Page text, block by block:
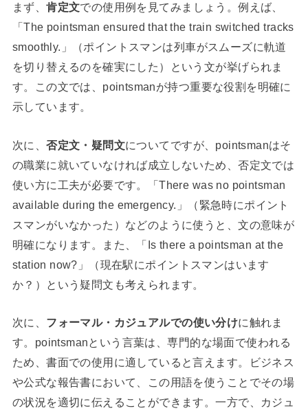
まず、肯定文での使用例を見てみましょう。例えば、
「The pointsman ensured that the train switched tracks
smoothly.」（ポイントスマンは列車がスムーズに軌道
を切り替えるのを確実にした）という文が挙げられま
す。この文では、pointsmanが持つ重要な役割を明確に
示しています。
次に、否定文・疑問文についてですが、pointsmanはそ
の職業に就いていなければ成立しないため、否定文では
使い方に工夫が必要です。「There was no pointsman
available during the emergency.」（緊急時にポイント
スマンがいなかった）などのように使うと、文の意味が
明確になります。また、「Is there a pointsman at the
station now?」（現在駅にポイントスマンはいます
か？）という疑問文も考えられます。
次に、 フォーマル・カジュアルでの使い分けに触れま
す。pointsmanという言葉は、専門的な場面で使われる
ため、書面での使用に適していると言えます。ビジネス
や公式な報告書において、この用語を使うことでその場
の状況を適切に伝えることができます。一方で、カジュ